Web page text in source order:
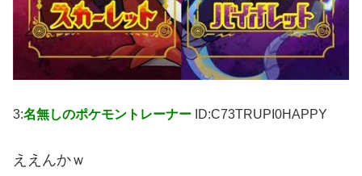
3:名無しのポケモントレーナー ID:C73TRUPI0HAPPY
ええんかｗ